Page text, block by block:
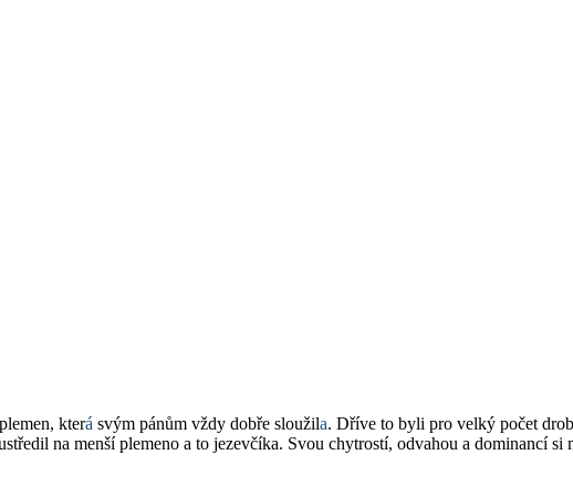
která svým pánům vždy dobře sloužila. Dříve to byli pro velký počet
na menší plemeno a to jezevčíka. Svou chytrostí, odvahou a dominancí si